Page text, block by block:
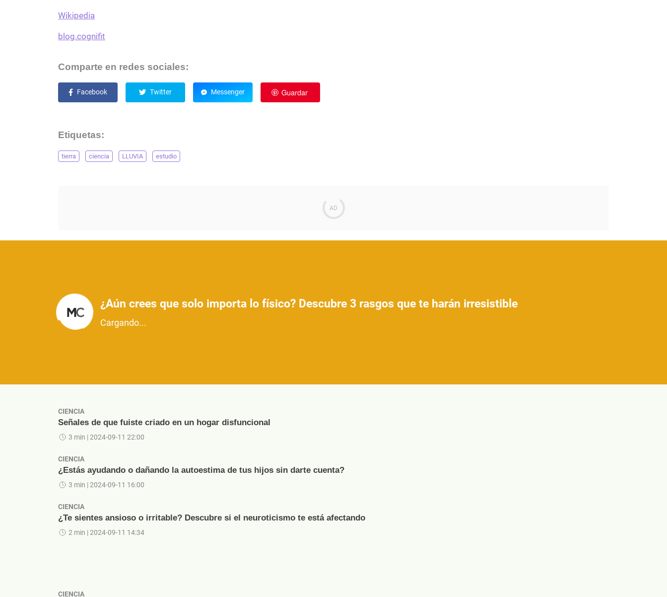
Wikipedia
blog.cognifit
Comparte en redes sociales:
Facebook Twitter Messenger Guardar
Etiquetas:
tierra ciencia LLUVIA estudio
¿Aún crees que solo importa lo físico? Descubre 3 rasgos que te harán irresistible
Cargando...
CIENCIA
Señales de que fuiste criado en un hogar disfuncional
3 min | 2024-09-11 22:00
CIENCIA
¿Estás ayudando o dañando la autoestima de tus hijos sin darte cuenta?
3 min | 2024-09-11 16:00
CIENCIA
¿Te sientes ansioso o irritable? Descubre si el neuroticismo te está afectando
2 min | 2024-09-11 14:34
CIENCIA